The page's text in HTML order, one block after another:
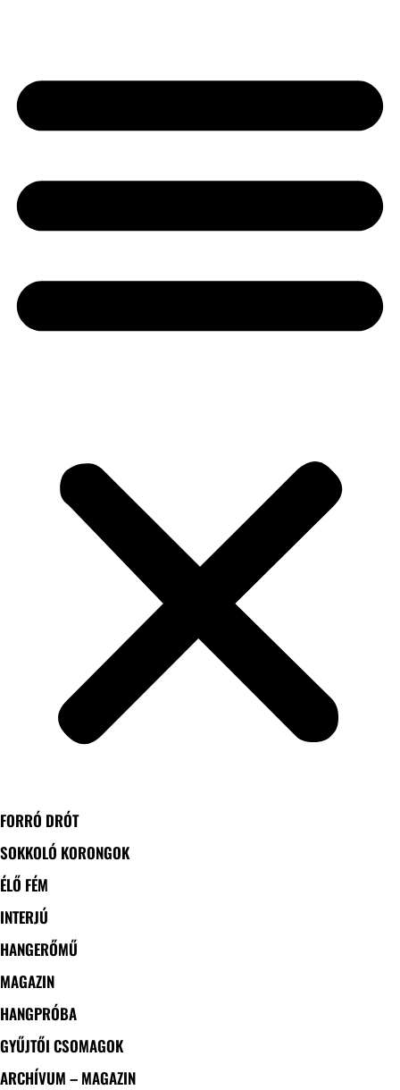
FORRÓ DRÓT
SOKKOLÓ KORONGOK
ÉLŐ FÉM
INTERJÚ
HANGERŐMŰ
MAGAZIN
HANGPRÓBA
GYŰJTŐI CSOMAGOK
ARCHÍVUM – MAGAZIN